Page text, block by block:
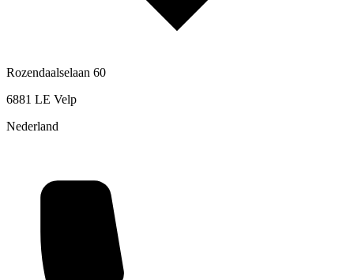
Rozendaalselaan 60
6881 LE Velp
Nederland